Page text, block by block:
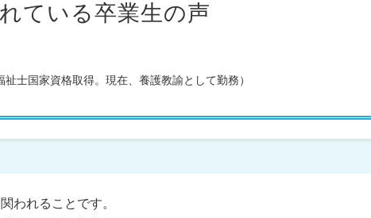
ている卒業生の声
士国家資格取得。現在、養護教諭として勤務）
われることです。